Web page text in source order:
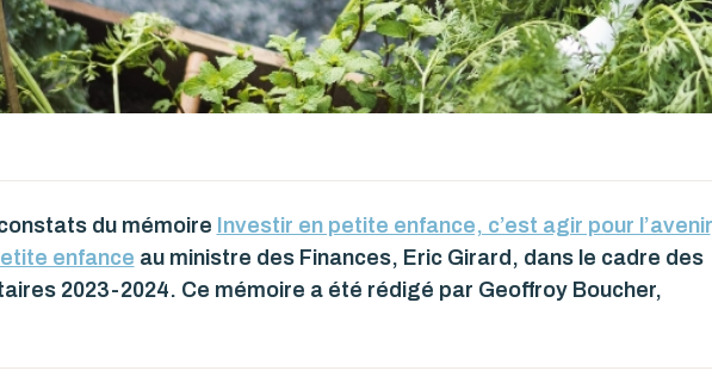
du mémoire Investir en petite enfance, c’est agir pour l’avenir
enfance au ministre des Finances, Eric Girard, dans le cadre des
2023-2024. Ce mémoire a été rédigé par Geoffroy Boucher,